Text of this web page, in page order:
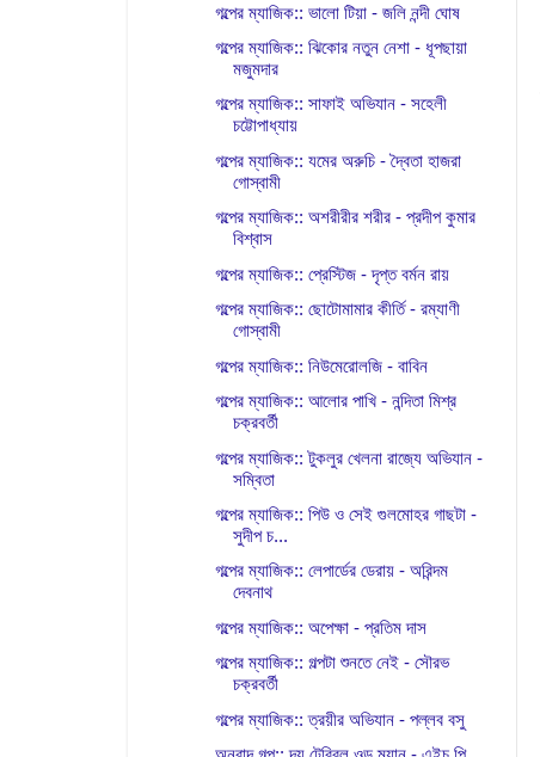
গল্পের ম্যাজিক:: ভালো টিয়া - জলি নন্দী ঘোষ
গল্পের ম্যাজিক:: ঝিকোর নতুন নেশা - ধূপছায়া
মজুমদার
গল্পের ম্যাজিক:: সাফাই অভিযান - সহেলী
চট্টোপাধ্যায়
গল্পের ম্যাজিক:: যমের অরুচি - দ্বৈতা হাজরা
গোস্বামী
গল্পের ম্যাজিক:: অশরীরীর শরীর - প্রদীপ কুমার
বিশ্বাস
গল্পের ম্যাজিক:: প্রেস্টিজ - দৃপ্ত বর্মন রায়
গল্পের ম্যাজিক:: ছোটোমামার কীর্তি - রম্যাণী
গোস্বামী
গল্পের ম্যাজিক:: নিউমেরোলজি - বাবিন
গল্পের ম্যাজিক:: আলোর পাখি - নন্দিতা মিশ্র
চক্রবর্তী
গল্পের ম্যাজিক:: টুকলুর খেলনা রাজ্যে অভিযান -
সম্বিতা
গল্পের ম্যাজিক:: পিউ ও সেই গুলমোহর গাছটা -
সুদীপ চ...
গল্পের ম্যাজিক:: লেপার্ডের ডেরায় - অরিন্দম
দেবনাথ
গল্পের ম্যাজিক:: অপেক্ষা - প্রতিম দাস
গল্পের ম্যাজিক:: গল্পটা শুনতে নেই - সৌরভ
চক্রবর্তী
গল্পের ম্যাজিক:: ত্রয়ীর অভিযান - পল্লব বসু